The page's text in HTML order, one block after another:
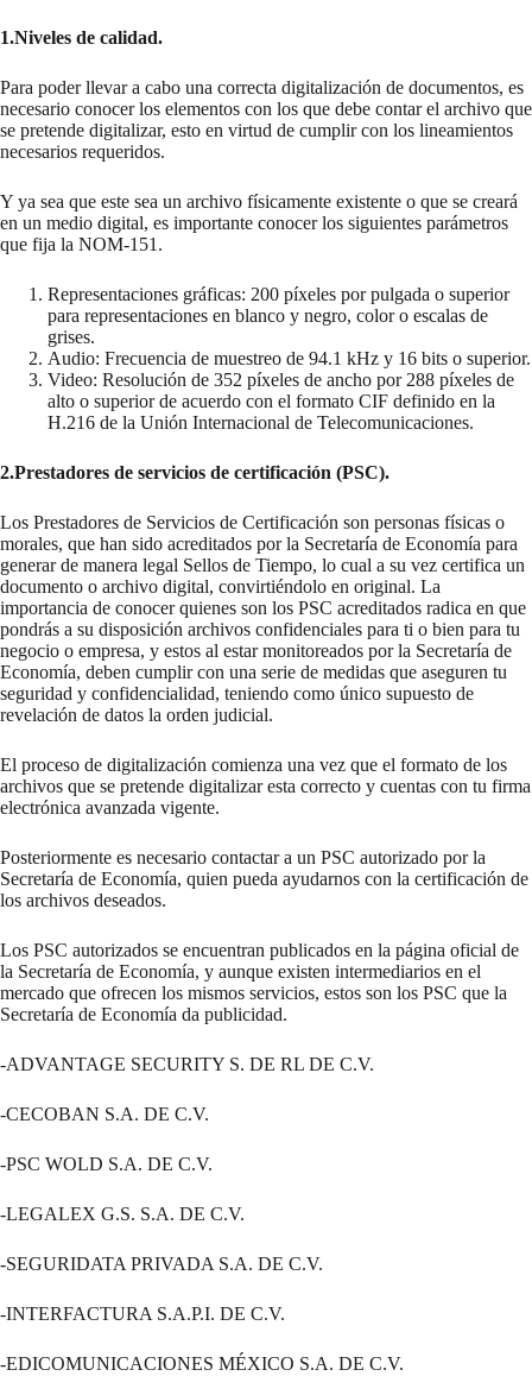
1.Niveles de calidad.
Para poder llevar a cabo una correcta digitalización de documentos, es
necesario conocer los elementos con los que debe contar el archivo que
se pretende digitalizar, esto en virtud de cumplir con los lineamientos
necesarios requeridos.
Y ya sea que este sea un archivo físicamente existente o que se creará
en un medio digital, es importante conocer los siguientes parámetros
que fija la NOM-151.
Representaciones gráficas: 200 píxeles por pulgada o superior
para representaciones en blanco y negro, color o escalas de
grises.
Audio: Frecuencia de muestreo de 94.1 kHz y 16 bits o superior.
Video: Resolución de 352 píxeles de ancho por 288 píxeles de
alto o superior de acuerdo con el formato CIF definido en la
H.216 de la Unión Internacional de Telecomunicaciones.
2.Prestadores de servicios de certificación (PSC).
Los Prestadores de Servicios de Certificación son personas físicas o
morales, que han sido acreditados por la Secretaría de Economía para
generar de manera legal Sellos de Tiempo, lo cual a su vez certifica un
documento o archivo digital, convirtiéndolo en original. La
importancia de conocer quienes son los PSC acreditados radica en que
pondrás a su disposición archivos confidenciales para ti o bien para tu
negocio o empresa, y estos al estar monitoreados por la Secretaría de
Economía, deben cumplir con una serie de medidas que aseguren tu
seguridad y confidencialidad, teniendo como único supuesto de
revelación de datos la orden judicial.
El proceso de digitalización comienza una vez que el formato de los
archivos que se pretende digitalizar esta correcto y cuentas con tu firma
electrónica avanzada vigente.
Posteriormente es necesario contactar a un PSC autorizado por la
Secretaría de Economía, quien pueda ayudarnos con la certificación de
los archivos deseados.
Los PSC autorizados se encuentran publicados en la página oficial de
la Secretaría de Economía, y aunque existen intermediarios en el
mercado que ofrecen los mismos servicios, estos son los PSC que la
Secretaría de Economía da publicidad.
-ADVANTAGE SECURITY S. DE RL DE C.V.
-CECOBAN S.A. DE C.V.
-PSC WOLD S.A. DE C.V.
-LEGALEX G.S. S.A. DE C.V.
-SEGURIDATA PRIVADA S.A. DE C.V.
-INTERFACTURA S.A.P.I. DE C.V.
-EDICOMUNICACIONES MÉXICO S.A. DE C.V.